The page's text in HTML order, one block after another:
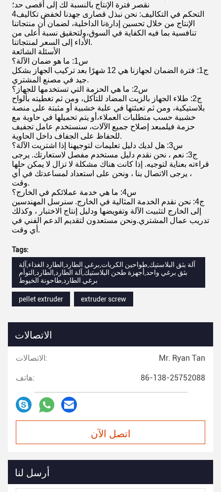
نقصر فترة الإنتاج بالنسبة لك إلى أقصى حد؛
4التحكم في التكاليف: نحن نبذل قصارى جهدنا لخفض تكاليف
الإنتاج من خلال تحسين إدارةنا الداخلية، لضمان أن منتجاتنا
تنافسية بما فيه الكفاية في السوق،ولتحقيق نسبة أعلى من
الأداء إلى السعر لمنتجاتنا.
الأسئلة الشائعة
س1: ما هو ضمان الآلة؟
ج1: فترة الضمان لجهازنا هي 12 شهرًا بعد تركيب الجهاز بشكل
جيد في مصنع المشتري.
س2: ما هي الحزمة التي تستخدمها للجهاز؟
ج2: طلاء الجهاز بالزيت المضاد للتآكل، ومن ثم تغطيته بألواح
بلاستيكية، ومن ثم تعبئتها في علبة خشبية أو مثبتة على منصة
خشبية حسب متطلبات العملاء،أو يتم تحميلها في حاوية مع
حزمة فيلمبعد إصلاح جميع الآلات، سنستخدم عامل تجفيف
للحفاظ على الجفاف داخل الحاوية.
س3: هل لديك دليل تعليمات لتوجيهنا إذا اشتريت الآلة؟
ج3: نعم ، نحن نقدم دليل مستخدم مفصل لاستعارتك. يرجى
قراءته بعناية لتوجيه. إذا كانت هناك مشكلة لا تزال لا يمكن حلها
، يرجى الاتصال بنا ، ونحن على استعداد لمساعدتك في أي
وقت.
س4: ما هي خدمة عملائكم في الخارج؟
ج4: نحن نقدم الخدمة المثالية في الخارج. سنرسل المهندسين
إلى الخارج لتثبيت الآلة وتفويضها ودليل إنتاج الاختبار ، وكذلك
تدريب عمال المشتري.ونحن مستعدون لتقديم الدعم الفني في
أي وقت.
Tags:
آلة بثق البلاستيك,طواحين الكريات,برغي الطارد,الطارد الغذاء,آلة
بثق برغي واحد,أجهزة طحن البلاستيك,آلة الطارد,الطارد,التوأم
برغي الطارد,طاحونة الخيوط
pellet extruder extruder screw
الاتصالات
الاتصالات: Mr. Ryan Tan
هاتف: 86-138-25752088
اتصل الآن
أرسل لنا